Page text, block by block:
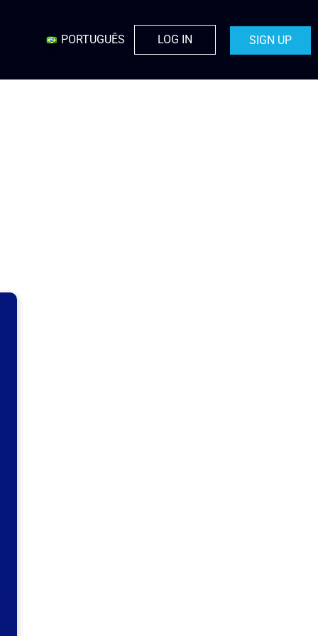
PORTUGUÊS LOG IN SIGN UP